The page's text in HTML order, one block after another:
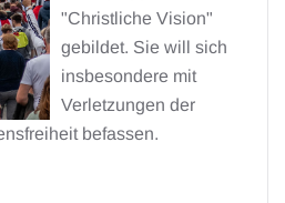
"Christliche Vision"
gebildet. Sie will sich
insbesondere mit
Verletzungen der
befassen.